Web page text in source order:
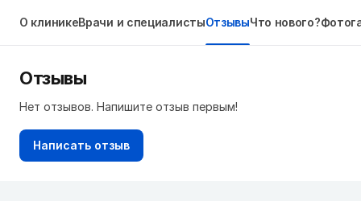
О клиникеВрачи и специалистыОтзывыЧто нового?
Отзывы
Нет отзывов. Напишите отзыв первым!
Написать отзыв